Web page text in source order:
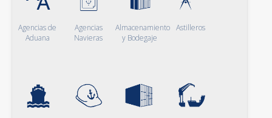
Agencias de
Aduana
Agencias
Navieras
Almacenamiento
y Bodegaje
Astilleros